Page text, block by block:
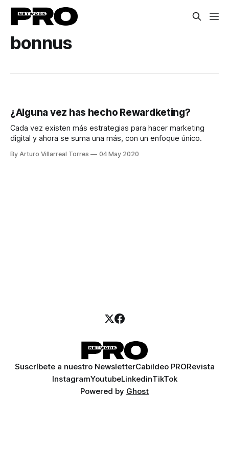
bonnus
¿Alguna vez has hecho Rewardketing?
Cada vez existen más estrategias para hacer marketing
digital y ahora se suma una más, con un enfoque único.
By Arturo Villarreal Torres 04 May 2020
Suscríbete a nuestro NewsletterCabildeo PRORevista
InstagramYoutubeLinkedinTikTok
Powered by Ghost